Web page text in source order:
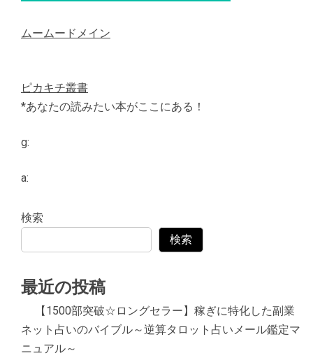
ムームードメイン
ピカキチ叢書
*あなたの読みたい本がここにある！
g:
a:
検索
検索
最近の投稿
【1500部突破☆ロングセラー】稼ぎに特化した副業
ネット占いのバイブル～逆算タロット占いメール鑑定マ
ニュアル～